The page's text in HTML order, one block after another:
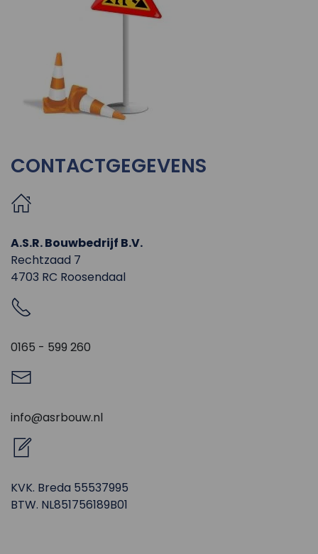
CONTACTGEGEVENS
A.S.R. Bouwbedrijf B.V.
Rechtzaad 7
4703 RC Roosendaal
0165 - 599 260
info@asrbouw.nl
KVK. Breda 55537995
BTW. NL851756189B01